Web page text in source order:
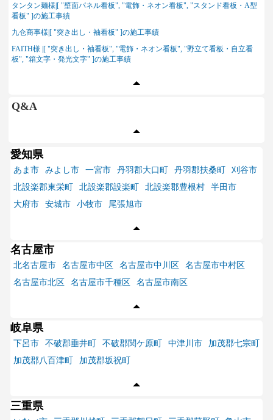
タンタン麺様|[ "壁面パネル看板", "電飾・ネオン看板", "スタンド看板・A型
看板" ]の施工事績
九仓商事様|[ "突き出し・袖看板" ]の施工事績
FAITH様 |[ "突き出し・袖看板", "電飾・ネオン看板", "野立て看板・自立看
板", "箱文字・発光文字" ]の施工事績
Q&A
愛知県
あま市 みよし市 一宮市 丹羽郡大口町 丹羽郡扶桑町
刈谷市
北設楽郡東栄町
北設楽郡設楽町 北設楽郡豊根村
半田市
大府市
安城市 小牧市 尾張旭市
名古屋市
北名古屋市 名古屋市中区 名古屋市中川区
名古屋市中村区
名古屋市北区
名古屋市千種区 名古屋市南区
岐阜県
下呂市 不破郡垂井町 不破郡関ケ原町 中津川市
加茂郡七宗町
加茂郡八百津町
加茂郡坂祝町
三重県